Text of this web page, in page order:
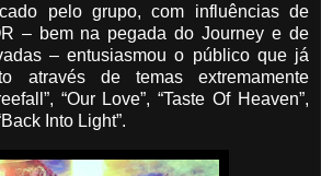
pelo grupo, com influências de
– bem na pegada do Journey e de
– entusiasmou o público que já
através de temas extremamente
“Our Love”, “Taste Of Heaven”,
Into Light”.